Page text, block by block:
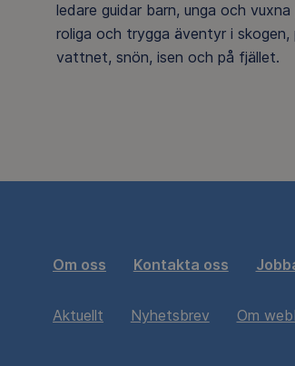
ledare guidar barn, unga och vuxna
roliga och trygga äventyr i skogen,
vattnet, snön, isen och på fjället.
Om oss Kontakta oss
Aktuellt Nyhetsbrev Om